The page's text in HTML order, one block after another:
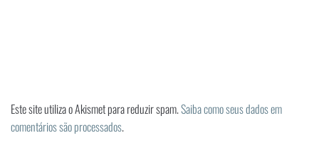
Este site utiliza o Akismet para reduzir spam.Saiba como seus dados em
comentários são processados.